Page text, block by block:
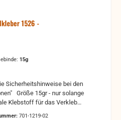
1526 -
15g
solange
auf den Stimmplatten
701-1219-02